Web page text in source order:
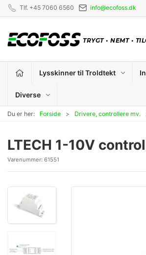
Tlf. +45 7060 6560 info@ecofoss.dk
TRYGT • NEMT •
Lysskinner til Troldtekt
Diverse
Du er her: Forside Drivere, controllere mv.
LTECH 1-10V
Varenummer: 61551